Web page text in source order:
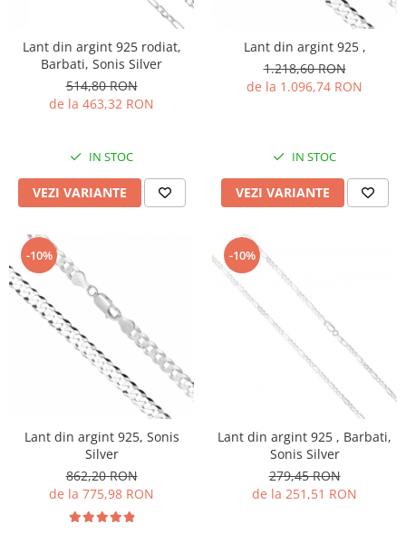
Lant din argint 925 rodiat,
Barbati, Sonis Silver
514,80 RON
de la 463,32 RON
IN STOC
VEZI VARIANTE
Lant din argint 925 ,
1.218,60 RON
de la 1.096,74 RON
IN STOC
VEZI VARIANTE
-10%
Lant din argint 925, Sonis
Silver
862,20 RON
de la 775,98 RON
-10%
Lant din argint 925 , Barbati,
Sonis Silver
279,45 RON
de la 251,51 RON